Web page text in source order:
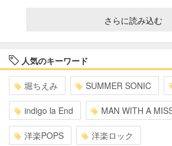
さらに読み込む
人気のキーワード
堀ちえみ SUMMER SONIC
indigo la End MAN WITH A
洋楽POPS 洋楽ロック